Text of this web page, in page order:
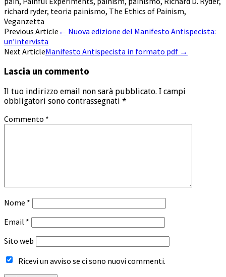
richard ryder, teoria painismo, The Ethics of Painism,
Veganzetta
Post
navigation
Previous Article ← Nuova edizione del Manifesto Antispecista:
un’intervista
Next ArticleManifesto Antispecista in formato pdf →
Lascia un commento
Il tuo indirizzo email non sarà pubblicato. I campi
obbligatori sono contrassegnati *
Commento *
Nome *
Email *
Sito web
Ricevi un avviso se ci sono nuovi commenti.